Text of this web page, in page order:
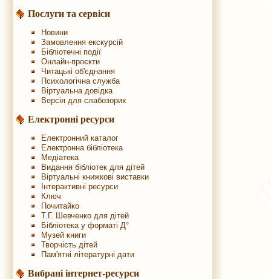
Послуги та сервіси
Новини
Замовлення екскурсій
Бібліотечні події
Онлайн-проєкти
Читацькі об'єднання
Психологічна служба
Віртуальна довідка
Версія для слабозорих
Електронні ресурси
Електронний каталог
Електронна бібліотека
Медіатека
Видання бібліотек для дітей
Віртуальні книжкові виставки
Інтерактивні ресурси
Ключ
Почитайко
Т.Г. Шевченко для дітей
Бібліотека у форматі Д°
Музей книги
Творчість дітей
Пам'ятні літературні дати
Вибрані інтернет-ресурси